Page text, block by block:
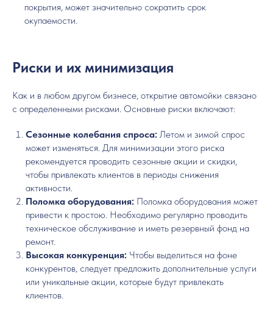
покрытия, может значительно сократить срок
окупаемости.
Риски и их минимизация
Как и в любом другом бизнесе, открытие автомойки связано
с определенными рисками. Основные риски включают:
Сезонные колебания спроса: Летом и зимой спрос
может изменяться. Для минимизации этого риска
рекомендуется проводить сезонные акции и скидки,
чтобы привлекать клиентов в периоды снижения
активности.
Поломка оборудования: Поломка оборудования может
привести к простою. Необходимо регулярно проводить
техническое обслуживание и иметь резервный фонд на
ремонт.
Высокая конкуренция: Чтобы выделиться на фоне
конкурентов, следует предложить дополнительные услуги
или уникальные акции, которые будут привлекать
клиентов.